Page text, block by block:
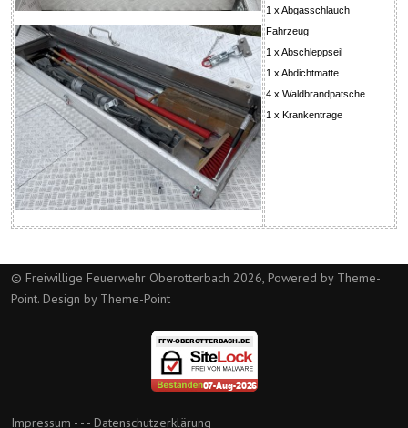
1 x Abgasschlauch
Fahrzeug
1 x Abschleppseil
1 x Abdichtmatte
4 x Waldbrandpatsche
1 x Krankentrage
© Freiwillige Feuerwehr Oberotterbach 2026, Powered by Theme-
Point. Design by Theme-Point
Impressum - - - Datenschutzerklärung